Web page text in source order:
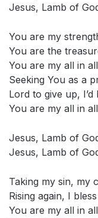
Jesus, Lamb of
You are my
You are the
You are my all in all
Seeking You as a
Lord to give up,
You are my all in all
Jesus, Lamb of
Jesus, Lamb of
Taking my sin, my
Rising again, I
You are my all in all